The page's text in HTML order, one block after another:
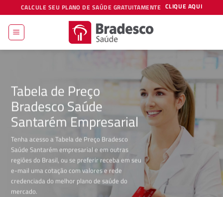
to
content
CALCULE SEU PLANO DE SAÚDE GRATUITAMENTE CLIQUE AQUI
Tabela de Preço
Bradesco Saúde
Santarém Empresarial
Tenha acesso a Tabela de Preço Bradesco
Saúde Santarém empresarial e em outras
regiões do Brasil, ou se preferir receba em seu
e-mail uma cotação com valores e rede
credenciada do melhor plano de saúde do
mercado.